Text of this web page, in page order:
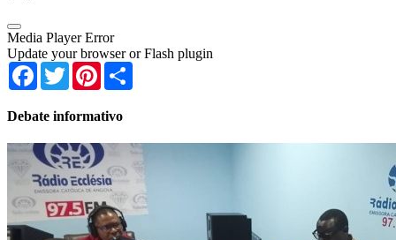
Media Player Error
Update your browser or Flash plugin
Facebook
TwitterPinterest
Debate informativo